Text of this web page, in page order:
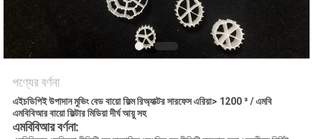
পণ্যের বর্ণনা
এইচডিপিই উপাদান মুভিং বেড বায়ো ফিল্ম রিঅ্যাক্টর সারফেস এরিয়া> 1200 ³ / এমবি
এমবিবিআর বায়ো ফিল্টার মিডিয়া দীর্ঘ আয়ু সহ
এমবিবিআর বর্ণনা: